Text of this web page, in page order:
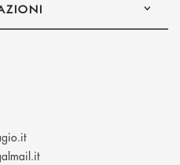
(si apre l’app di posta
(si apre l’app di posta